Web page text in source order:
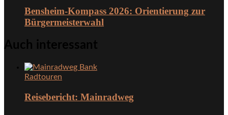
Bensheim-Kompass 2026: Orientierung zur
Bürgermeisterwahl
Auch interessant
Radtouren
Reisebericht: Mainradweg